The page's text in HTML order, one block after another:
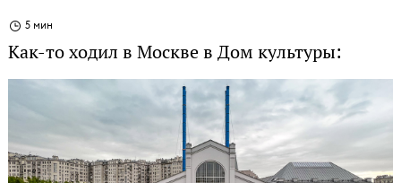
5 мин
Как-то ходил в Москве в Дом культуры: